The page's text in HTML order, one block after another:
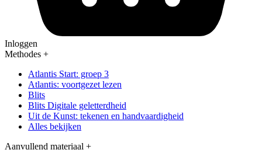
Inloggen
Methodes +
Atlantis Start: groep 3
Atlantis: voortgezet lezen
Blits
Blits Digitale geletterdheid
Uit de Kunst: tekenen en handvaardigheid
Alles bekijken
Aanvullend materiaal +